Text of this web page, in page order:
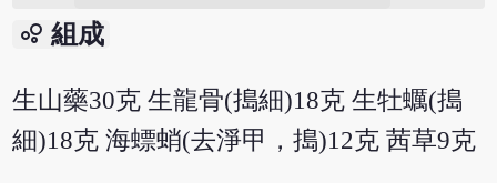
bubble_chart 組成
生山藥30克 生龍骨(搗細)18克 生牡蠣(搗
細)18克 海螵蛸(去淨甲，搗)12克 茜草9克